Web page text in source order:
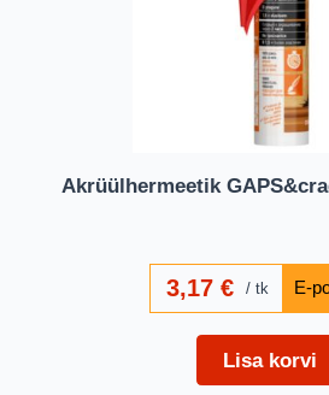
Akrüülhermeetik
3,17€ tk
Lisa korvi